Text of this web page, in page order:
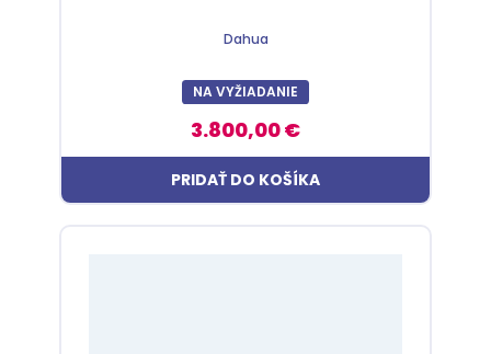
Dahua
NA VYŽIADANIE
3.800,00 €
PRIDAŤ DO KOŠÍKA